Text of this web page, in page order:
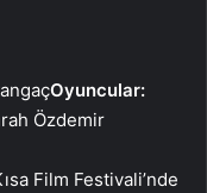
Oyuncular:
Özdemir
Film Festivali’nde